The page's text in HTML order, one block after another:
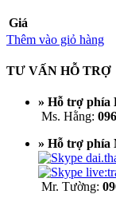
Giá
Thêm vào giỏ hàng
TƯ VẤN HỖ TRỢ
» Hỗ trợ phía
Ms. Hằng:
» Hỗ trợ phía
Mr. Tường: